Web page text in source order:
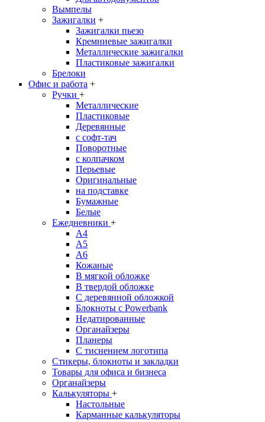
Вымпелы
Зажигалки +
Зажигалки пьезо
Кремниевые зажигалки
Металлические зажигалки
Пластиковые зажигалки
Брелоки
Офис и работа +
Ручки +
Металлические
Пластиковые
Деревянные
с софт-тач
Поворотные
с колпачком
Перьевые
Оригинальные
на подставке
Бумажные
Белые
Ежедневники +
A4
A5
A6
Кожаные
В мягкой обложке
В твердой обложке
С деревянной обложкой
Блокноты с Powerbank
Недатированные
Органайзеры
Планеры
С тиснением логотипа
Стикеры, блокноты и закладки
Товары для офиса и бизнеса
Органайзеры
Калькуляторы +
Настольные
Карманные калькуляторы